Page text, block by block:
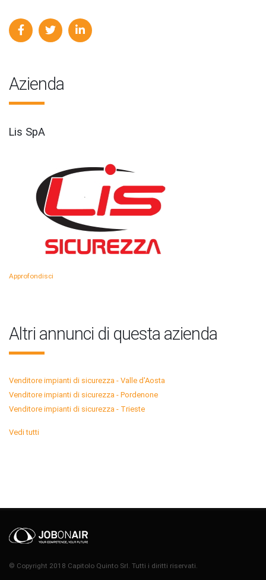
Azienda
Lis SpA
Approfondisci
Altri annunci di questa azienda
Venditore impianti di sicurezza - Valle d'Aosta
Venditore impianti di sicurezza - Pordenone
Venditore impianti di sicurezza - Trieste
Vedi tutti
© Copyright 2018 Capitolo Quinto Srl. Tutti i diritti riservati.